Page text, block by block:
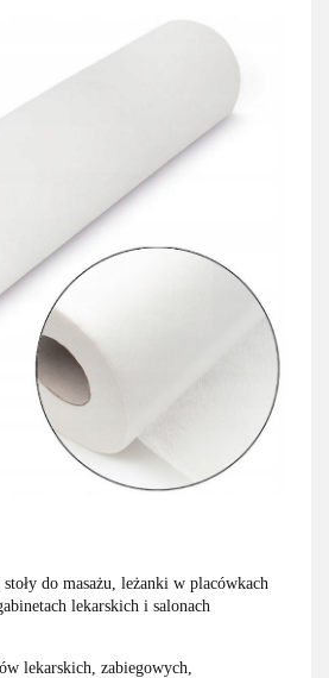
do masażu, leżanki w placówkach
lekarskich i salonach
lekarskich, zabiegowych,